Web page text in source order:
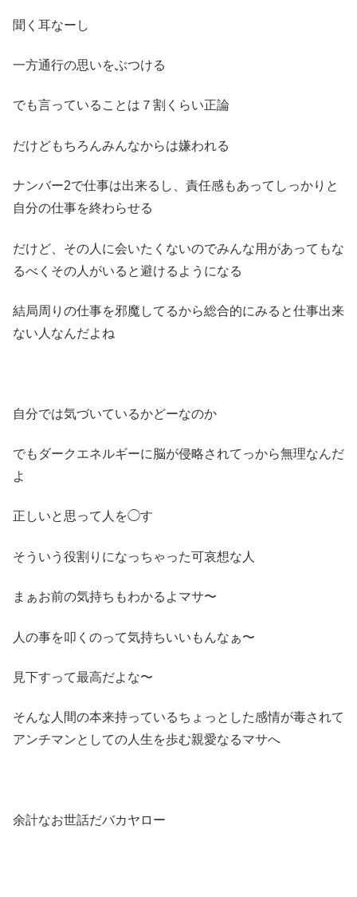
聞く耳なーし
一方通行の思いをぶつける
でも言っていることは７割くらい正論
だけどもちろんみんなからは嫌われる
ナンバー2で仕事は出来るし、責任感もあってしっかりと
自分の仕事を終わらせる
だけど、その人に会いたくないのでみんな用があってもな
るべくその人がいると避けるようになる
結局周りの仕事を邪魔してるから総合的にみると仕事出来
ない人なんだよね
自分では気づいているかどーなのか
でもダークエネルギーに脳が侵略されてっから無理なんだ
よ
正しいと思って人を◯す
そういう役割りになっちゃった可哀想な人
まぁお前の気持ちもわかるよマサ〜
人の事を叩くのって気持ちいいもんなぁ〜
見下すって最高だよな〜
そんな人間の本来持っているちょっとした感情が毒されて
アンチマンとしての人生を歩む親愛なるマサへ
余計なお世話だバカヤロー